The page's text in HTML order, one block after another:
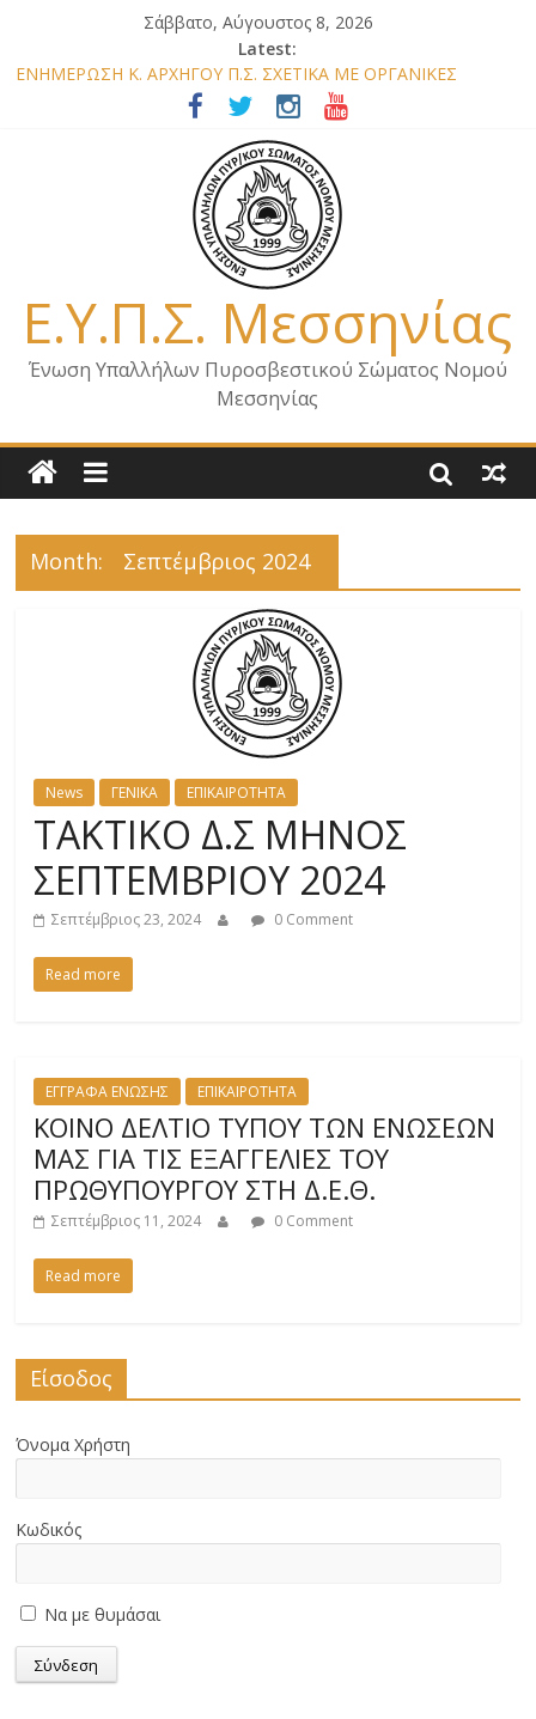
Σάββατο, Αύγουστος 8, 2026
Latest:
ΕΝΗΜΕΡΩΣΗ Κ. ΑΡΧΗΓΟΥ Π.Σ. ΣΧΕΤΙΚΑ ΜΕ ΟΡΓΑΝΙΚΕΣ
ΘΕΣΕΙΣ ΝΟΜΟΥ ΜΕΣΣΗΝΙΑΣ 2026
ΕΝΗΜΕΡΩΣΗ ΜΕΛΩΝ – ΕΠΙΣΚΕΨΗ ΕΝΩΣΗΣ ΣΕ ΥΠΗΡΕΣΙΕΣ ΚΑΙ
ΚΛΙΜΑΚΙΑ ΤΟΥ ΝΟΜΟΥ ΜΑΣ
ΕΝΗΜΕΡΩΣΗ ΜΕΛΩΝ ΓΙΑ ΕΠΙΣΚΕΨΕΙΣ ΣΩΜΑΤΕΙΟΥ
ΕΝΗΜΕΡΩΣΗ ΜΕΛΩΝ – ΕΠΙΣΚΕΨΗ ΣΤΗΝ Π.Υ. Α/Δ ΚΑΛΑΜΑΤΑΣ
ΕΠΙΣΤΟΛΗ ΓΙΑ ΣΧΕΔΙΟ ΔΑΣΩΝ 2026
Ε.Υ.Π.Σ. Μεσσηνίας
Ένωση Υπαλλήλων Πυροσβεστικού Σώματος Νομού
Μεσσηνίας
Month: Σεπτέμβριος 2024
News ΓΕΝΙΚΑ ΕΠΙΚΑΙΡΟΤΗΤΑ
ΤΑΚΤΙΚΟ Δ.Σ ΜΗΝΟΣ
ΣΕΠΤΕΜΒΡΙΟΥ 2024
Σεπτέμβριος 23, 2024 0 Comment
Read more
ΕΓΓΡΑΦΑ ΕΝΩΣΗΣ ΕΠΙΚΑΙΡΟΤΗΤΑ
ΚΟΙΝΟ ΔΕΛΤΙΟ ΤΥΠΟΥ ΤΩΝ ΕΝΩΣΕΩΝ
ΜΑΣ ΓΙΑ ΤΙΣ ΕΞΑΓΓΕΛΙΕΣ ΤΟΥ
ΠΡΩΘΥΠΟΥΡΓΟΥ ΣΤΗ Δ.Ε.Θ.
Σεπτέμβριος 11, 2024 0 Comment
Read more
Είσοδος
Όνομα Χρήστη
Κωδικός
Να με θυμάσαι